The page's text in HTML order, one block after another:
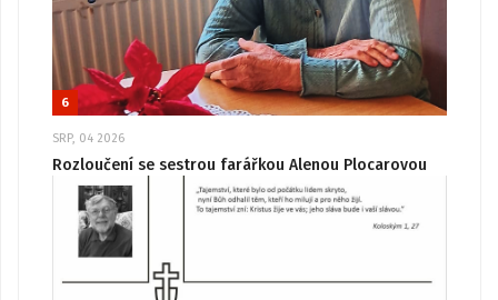
6
SRP, 04 2026
Rozloučení se sestrou farářkou Alenou Plocarovou